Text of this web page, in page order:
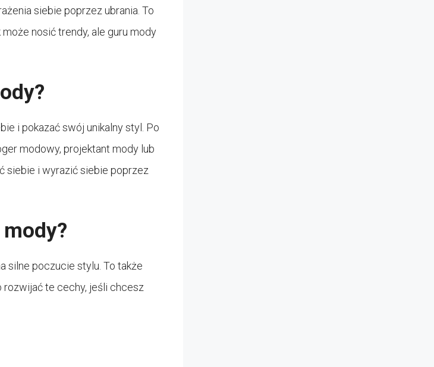
siebie poprzez ubrania. To
nosić trendy, ale guru mody
i pokazać swój unikalny styl. Po
modowy, projektant mody lub
siebie i wyrazić siebie poprzez
silne poczucie stylu. To także
rozwijać te cechy, jeśli chcesz